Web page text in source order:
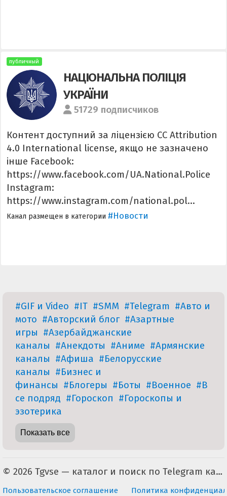
публичный
НАЦІОНАЛЬНА ПОЛІЦІЯ
УКРАЇНИ
51729 подписчиков
Контент доступний за ліцензією CC Attribution
4.0 International license, якщо не зазначено
інше Facebook:
https://www.facebook.com/UA.National.Police
Instagram:
https://www.instagram.com/national.pol...
Канал размещен в категории #Новости
#GIF и Video #IT #SMM #Telegram #Авто и
мото #Авторский блог #Азартные
игры #Азербайджанские
каналы #Анекдоты #Аниме #Армянские
каналы #Афиша #Белорусские
каналы #Бизнес и
финансы #Блогеры #Боты #Военное #В
се подряд #Гороскоп #Гороскопы и
эзотерика
Показать все
© 2026 Tgvse — каталог и поиск по Telegram каналам (неофициальный). По всем вопросам пишите на tgvse.ru@gmail.com
Пользовательское соглашение Политика